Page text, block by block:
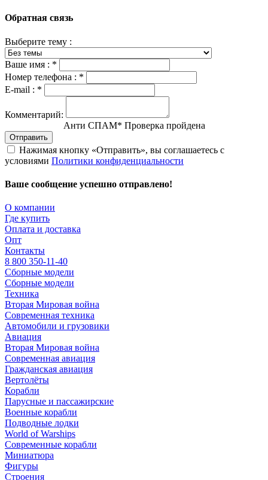
Обратная связь
Выберите тему :
Ваше имя : *
Номер телефона : *
E-mail : *
Комментарий:
Анти СПАМ* Проверка пройдена
Отправить
Нажимая кнопку «Отправить», вы соглашаетесь с
условиями Политики конфиденциальности
Ваше сообщение успешно отправлено!
О компании
Где купить
Оплата и доставка
Опт
Контакты
8 800 350-11-40
Сборные модели
Сборные модели
Техника
Вторая Мировая война
Современная техника
Автомобили и грузовики
Авиация
Вторая Мировая война
Современная авиация
Гражданская авиация
Вертолёты
Корабли
Парусные и пассажирские
Военные корабли
Подводные лодки
World of Warships
Современные корабли
Миниатюра
Фигуры
Строения